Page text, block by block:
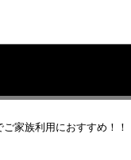
家族利用におすすめ！！